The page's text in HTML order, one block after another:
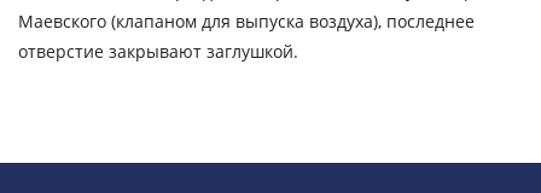
Маевского (клапаном для выпуска воздуха), последнее
отверстие закрывают заглушкой.